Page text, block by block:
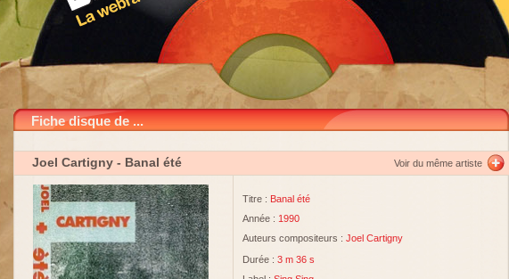
Fiche disque de ...
Joel Cartigny - Banal été Voir du même artiste
Titre : Banal été
Année : 1990
Auteurs compositeurs : Joel Cartigny
Durée : 3 m 36 s